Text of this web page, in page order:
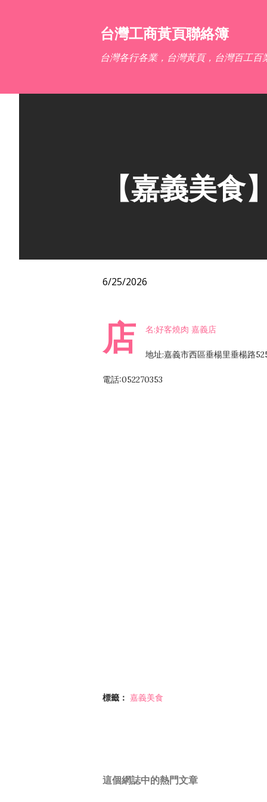
台灣工商黃頁聯絡簿
台灣各行各業，台灣黃頁，台灣百工百
【嘉義美食
6/25/2026
店 名:好客燒肉 嘉義店
地址:嘉義市西區垂楊里垂楊路
電話:052270353
標籤： 嘉義美食
這個網誌中的熱門文章